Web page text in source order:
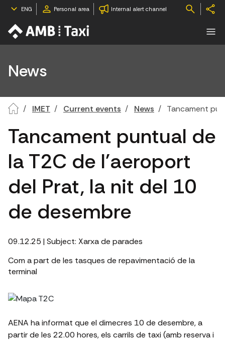
ENG Personal area Internal alert channel
News
IMET Current events News Tancament
Tancament puntual de
la T2C de l'aeroport
del Prat, la nit del 10
de desembre
09.12.25 | Subject: Xarxa de parades
Com a part de les tasques de repavimentació de la
terminal
AENA ha informat que el dimecres 10 de desembre, a
partir de les 22.00 hores, els carrils de taxi (amb reserva i